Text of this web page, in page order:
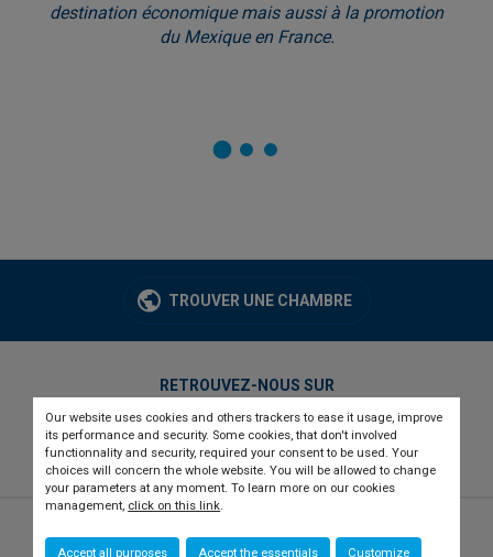
Our website uses cookies and others trackers to ease it usage, improve
its performance and security. Some cookies, that don't involved
functionnality and security, required your consent to be used. Your
choices will concern the whole website. You will be allowed to change
your parameters at any moment. To learn more on our cookies
management, click on this link.
Accept all purposes Accept the essentials Customize
destination économique mais aussi à la promotion
du Mexique en France.
TROUVER UNE CHAMBRE
RETROUVEZ-NOUS SUR
twitterlinkedinyoutube